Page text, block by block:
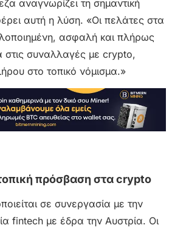
αναγνωρίζει τη σημαντική
αυτή η λύση. «Οι πελάτες στα
ασφαλή και πλήρως
στις συναλλαγές με crypto,
στο τοπικό νόμισμα.»
πρόσβαση στα crypto
σε συνεργασία με την
fintech με έδρα την Αυστρία. Οι